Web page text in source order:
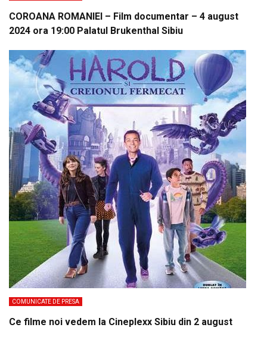
COROANA ROMANIEI – Film documentar – 4 august
2024 ora 19:00 Palatul Brukenthal Sibiu
COMUNICATE DE PRESA
Ce filme noi vedem la Cineplexx Sibiu din 2 august